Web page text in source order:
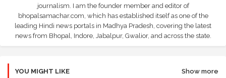
journalism. I am the founder member and editor of
bhopalsamachar.com, which has established itself as one of the
leading Hindi news portals in Madhya Pradesh, covering the latest
news from Bhopal, Indore, Jabalpur, Gwalior, and across the state.
YOU MIGHT LIKE Show more